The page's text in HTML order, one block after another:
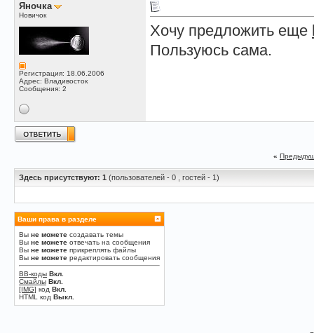
Яночка
Новичок
Регистрация: 18.06.2006
Адрес: Владивосток
Сообщения: 2
Хочу предложить еще
Пользуюсь сама.
«
Здесь присутствуют: 1 (пользователей - 0 , гостей - 1)
Ваши права в разделе
Вы не можете создавать темы
Вы не можете отвечать на сообщения
Вы не можете прикреплять файлы
Вы не можете редактировать сообщения
BB-коды Вкл.
Смайлы Вкл.
[IMG] код Вкл.
HTML код Выкл.